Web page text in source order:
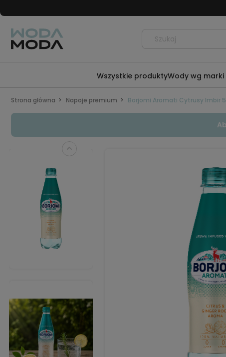
Wszystkie produktyWody wg marki
Strona główna Napoje premium Borjomi Aromati Cytrusy Imbir